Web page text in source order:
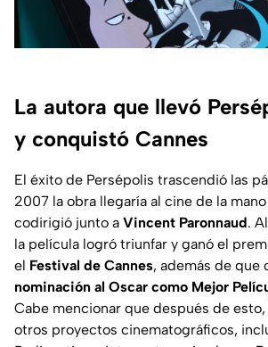
La autora que llevó
y conquistó Cannes
El éxito de Persépolis trascendió las
2007 la obra llegaría al cine de la
codirigió junto a Vincent Paronnaud.
la película logró triunfar y ganó el
el Festival de Cannes, además de que
nominación al Oscar como Mejor
Cabe mencionar que después de
otros proyectos cinematográficos,